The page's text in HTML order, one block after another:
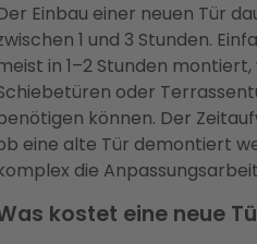
Einbau einer neuen Tür
1 und 3 Stunden.
in 1–2 Stunden
oder
können. Der
eine alte Tür demontiert
die
kostet eine neue